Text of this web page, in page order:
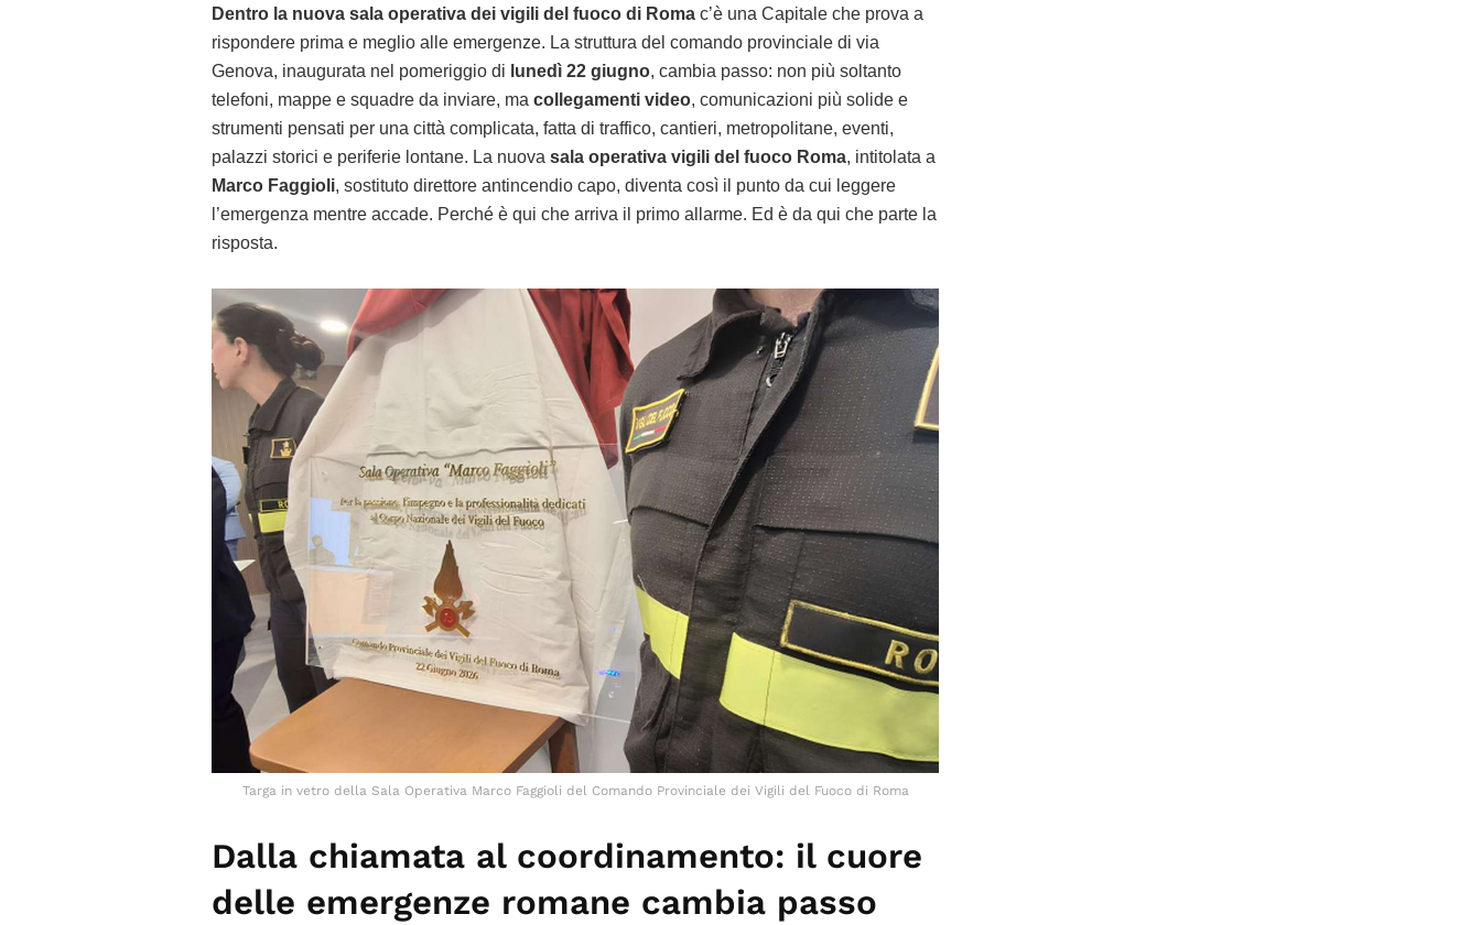
Dentro la nuova sala operativa dei vigili del fuoco di Roma c’è una Capitale che prova a
rispondere prima e meglio alle emergenze. La struttura del comando provinciale di via
Genova, inaugurata nel pomeriggio di lunedì 22 giugno, cambia passo: non più soltanto
telefoni, mappe e squadre da inviare, ma collegamenti video, comunicazioni più solide e
strumenti pensati per una città complicata, fatta di traffico, cantieri, metropolitane, eventi,
palazzi storici e periferie lontane. La nuova sala operativa vigili del fuoco Roma, intitolata a
Marco Faggioli, sostituto direttore antincendio capo, diventa così il punto da cui leggere
l’emergenza mentre accade. Perché è qui che arriva il primo allarme. Ed è da qui che parte la
risposta.
Targa in vetro della Sala Operativa Marco Faggioli del Comando Provinciale dei Vigili del Fuoco di Roma
Dalla chiamata al coordinamento: il cuore
delle emergenze romane cambia passo